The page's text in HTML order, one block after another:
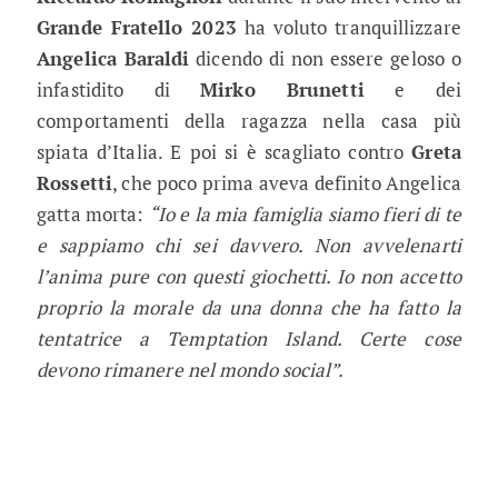
Grande Fratello 2023 ha voluto tranquillizzare
Angelica Baraldi dicendo di non essere geloso o
infastidito diMirko Brunettie dei
comportamenti della ragazza nella casa più
spiata d’Italia. E poi si è scagliato controGreta
Rossetti, che poco prima aveva definito Angelica
gatta morta: “Io e la mia famiglia siamo fieri di te
e sappiamo chi sei davvero. Non avvelenarti
l’anima pure con questi giochetti. Io non accetto
proprio la morale da una donna che ha fatto la
tentatrice a Temptation Island. Certe cose
devono rimanere nel mondo social”.